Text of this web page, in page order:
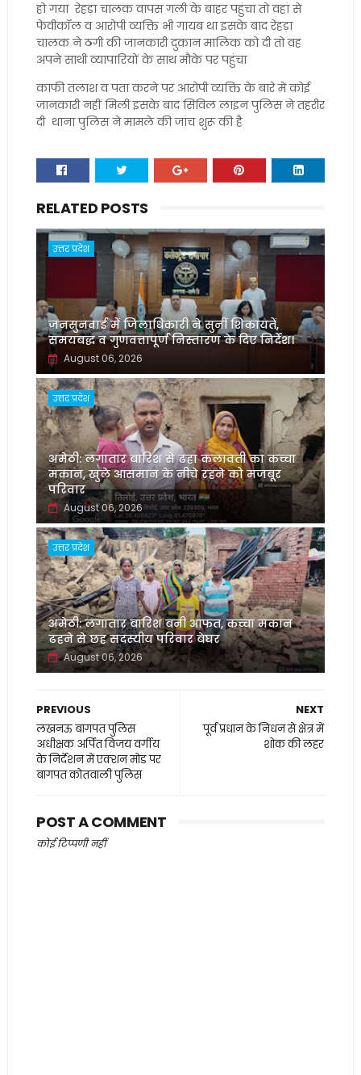
हो गया रेहड़ा चालक वापस गली के बाहर पहुंचा तो वहां से
फेवीकॉल व आरोपी व्यक्ति भी गायब था इसके बाद रेहड़ा
चालक ने ठगी की जानकारी दुकान मालिक को दी तो वह
अपने साथी व्यापारियों के साथ मौके पर पहुंचा
काफी तलाश व पता करने पर आरोपी व्यक्ति के बारे में कोई
जानकारी नहीं मिली इसके बाद सिविल लाइन पुलिस ने तहरीर
दी थाना पुलिस ने मामले की जांच शुरू की है
RELATED POSTS
उत्तर प्रदेश
जनसुनवाई में जिलाधिकारी ने सुनीं शिकायतें,
समयबद्ध व गुणवत्तापूर्ण निस्तारण के दिए निर्देश।
August 06, 2026
उत्तर प्रदेश
अमेठी: लगातार बारिश से ढहा कलावती का कच्चा
मकान, खुले आसमान के नीचे रहने को मजबूर
परिवार
August 06, 2026
उत्तर प्रदेश
अमेठी: लगातार बारिश बनी आफत, कच्चा मकान
ढहने से छह सदस्यीय परिवार बेघर
August 06, 2026
NEXT
पूर्व प्रधान के निधन से क्षेत्र में
शोक की लहर
PREVIOUS
लखनऊ बागपत पुलिस
अधीक्षक अर्पित विजय वर्गीय
के निर्देशन में एक्शन मोड पर
बागपत कोतवाली पुलिस
POST A COMMENT
कोई टिप्पणी नहीं